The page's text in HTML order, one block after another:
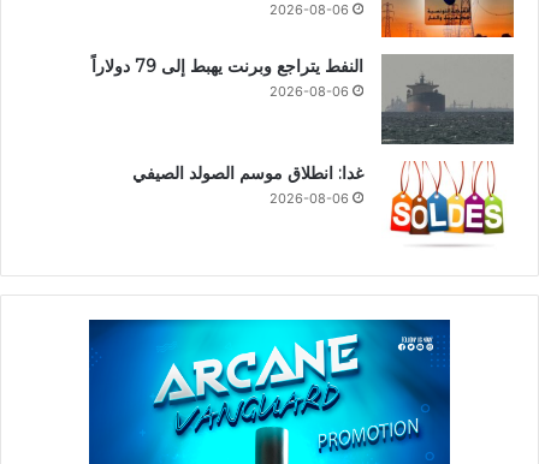
2026-08-06
النفط يتراجع وبرنت يهبط إلى 79 دولاراً
2026-08-06
غدا: انطلاق موسم الصولد الصيفي
2026-08-06